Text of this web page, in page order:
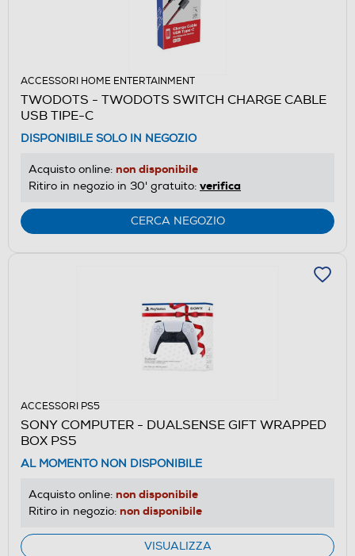
ACCESSORI HOME ENTERTAINMENT
TWODOTS - TWODOTS SWITCH CHARGE CABLE
USB TIPE-C
DISPONIBILE SOLO IN NEGOZIO
Acquisto online: non disponibile
Ritiro in negozio in 30' gratuito: verifica
CERCA NEGOZIO
ACCESSORI PS5
SONY COMPUTER - DUALSENSE GIFT WRAPPED
BOX PS5
AL MOMENTO NON DISPONIBILE
Acquisto online: non disponibile
Ritiro in negozio: non disponibile
VISUALIZZA